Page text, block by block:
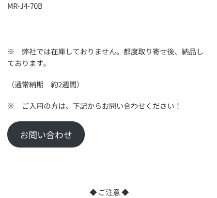
MR-J4-70B
※ 弊社では在庫しておりません。都度取り寄せ後、納品し
ております。
（通常納期 約2週間）
※ ご入用の方は、下記からお問い合わせください！
お問い合わせ
◆ ご注意 ◆